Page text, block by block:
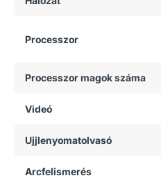
Processzor
Processzor magok száma
Videó
Ujjlenyomatolvasó
Arcfelismerés